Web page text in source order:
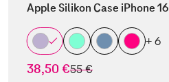
Apple Silikon Case iPhone 16
+ 6
38,50 €statt
55 €